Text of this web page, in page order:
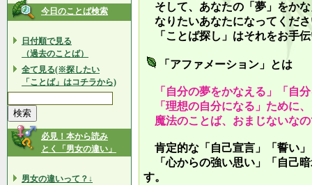
今日のことば検索
日付順で見る
（過去のことば）
全て見る(※探したい
「ことば」はコチラから)
必見！本から読み
とく「男女の違い」
男女の違いって？↓
そして、あなたの「夢」をか
なりたいあなたになってくだ
「ことば探し」はそれをお手
「アファメーション」とは
「自分の夢をかなえる」「自
「理想の自分になる」ために
魔法のことば、おまじないな
肯定的な「自己宣言」「誓い
「心からの強い思い」「自己
す。